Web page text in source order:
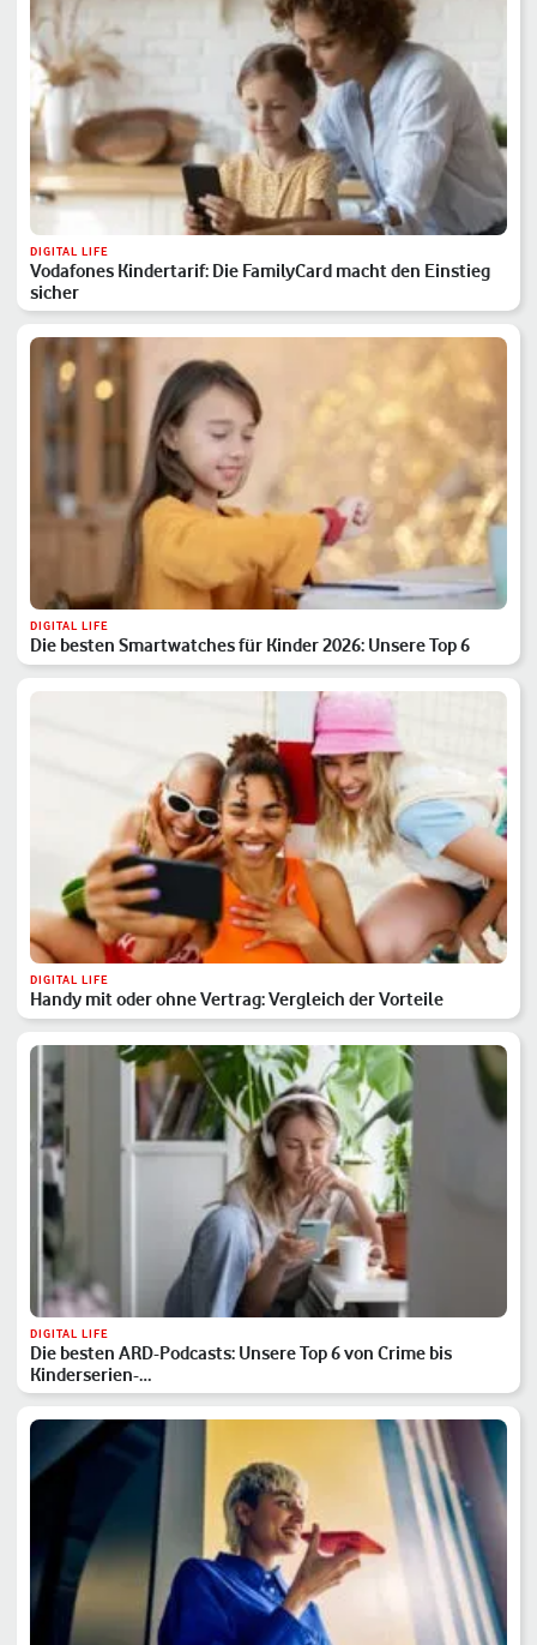
DIGITAL LIFE
Vodafones Kindertarif: Die FamilyCard macht den Einstieg
sicher
DIGITAL LIFE
Die besten Smartwatches für Kinder 2026: Unsere Top 6
DIGITAL LIFE
Handy mit oder ohne Vertrag: Vergleich der Vorteile
DIGITAL LIFE
Die besten ARD-Podcasts: Unsere Top 6 von Crime bis
Kinderserien-…